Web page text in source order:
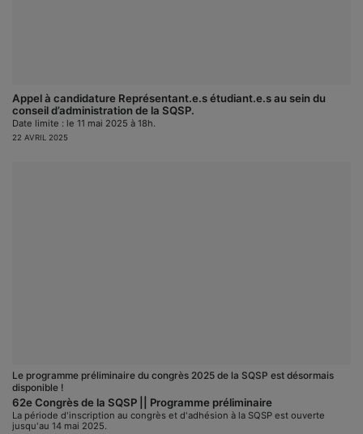
Appel à candidature Représentant.e.s étudiant.e.s au sein du
conseil d’administration de la SQSP.
Date limite : le 11 mai 2025 à 18h.
22 AVRIL 2025
Le programme préliminaire du congrès 2025 de la SQSP est désormais
disponible !
62e Congrès de la SQSP || Programme préliminaire
La période d'inscription au congrès et d'adhésion à la SQSP est ouverte
jusqu'au 14 mai 2025.